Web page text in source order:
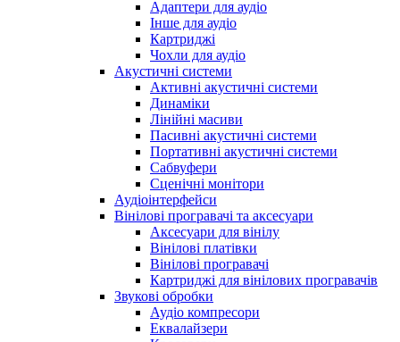
Адаптери для аудіо
Інше для аудіо
Картриджі
Чохли для аудіо
Акустичні системи
Активні акустичні системи
Динаміки
Лінійні масиви
Пасивні акустичні системи
Портативні акустичні системи
Сабвуфери
Сценічні монітори
Аудіоінтерфейси
Вінілові програвачі та аксесуари
Аксесуари для вінілу
Вінілові платівки
Вінілові програвачі
Картриджі для вінілових програвачів
Звукові обробки
Аудіо компресори
Еквалайзери